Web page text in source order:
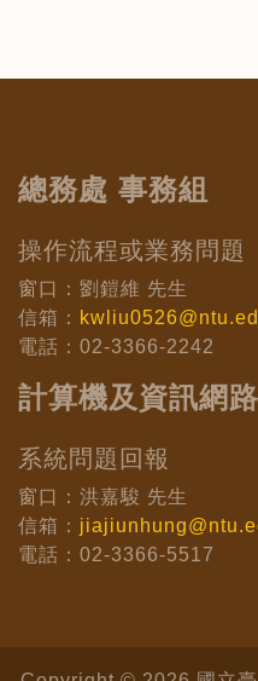
總務處 事務組
操作流程或業務問題
窗口：劉鎧維 先生
信箱：
電話：02-3366-2242
計算機及資訊網
系統問題回報
窗口：洪嘉駿 先生
信箱：
電話：02-3366-5517